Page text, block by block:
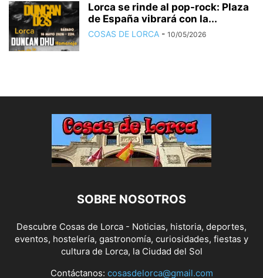
Lorca se rinde al pop-rock: Plaza
de España vibrará con la...
COSAS DE LORCA - 10/05/2026
SOBRE NOSOTROS
Descubre Cosas de Lorca - Noticias, historia, deportes,
eventos, hostelería, gastronomía, curiosidades, fiestas y
cultura de Lorca, la Ciudad del Sol
Contáctanos: cosasdelorca@gmail.com